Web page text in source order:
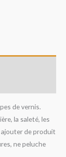
de vernis.
la saleté, les
ajouter de produit
ne peluche